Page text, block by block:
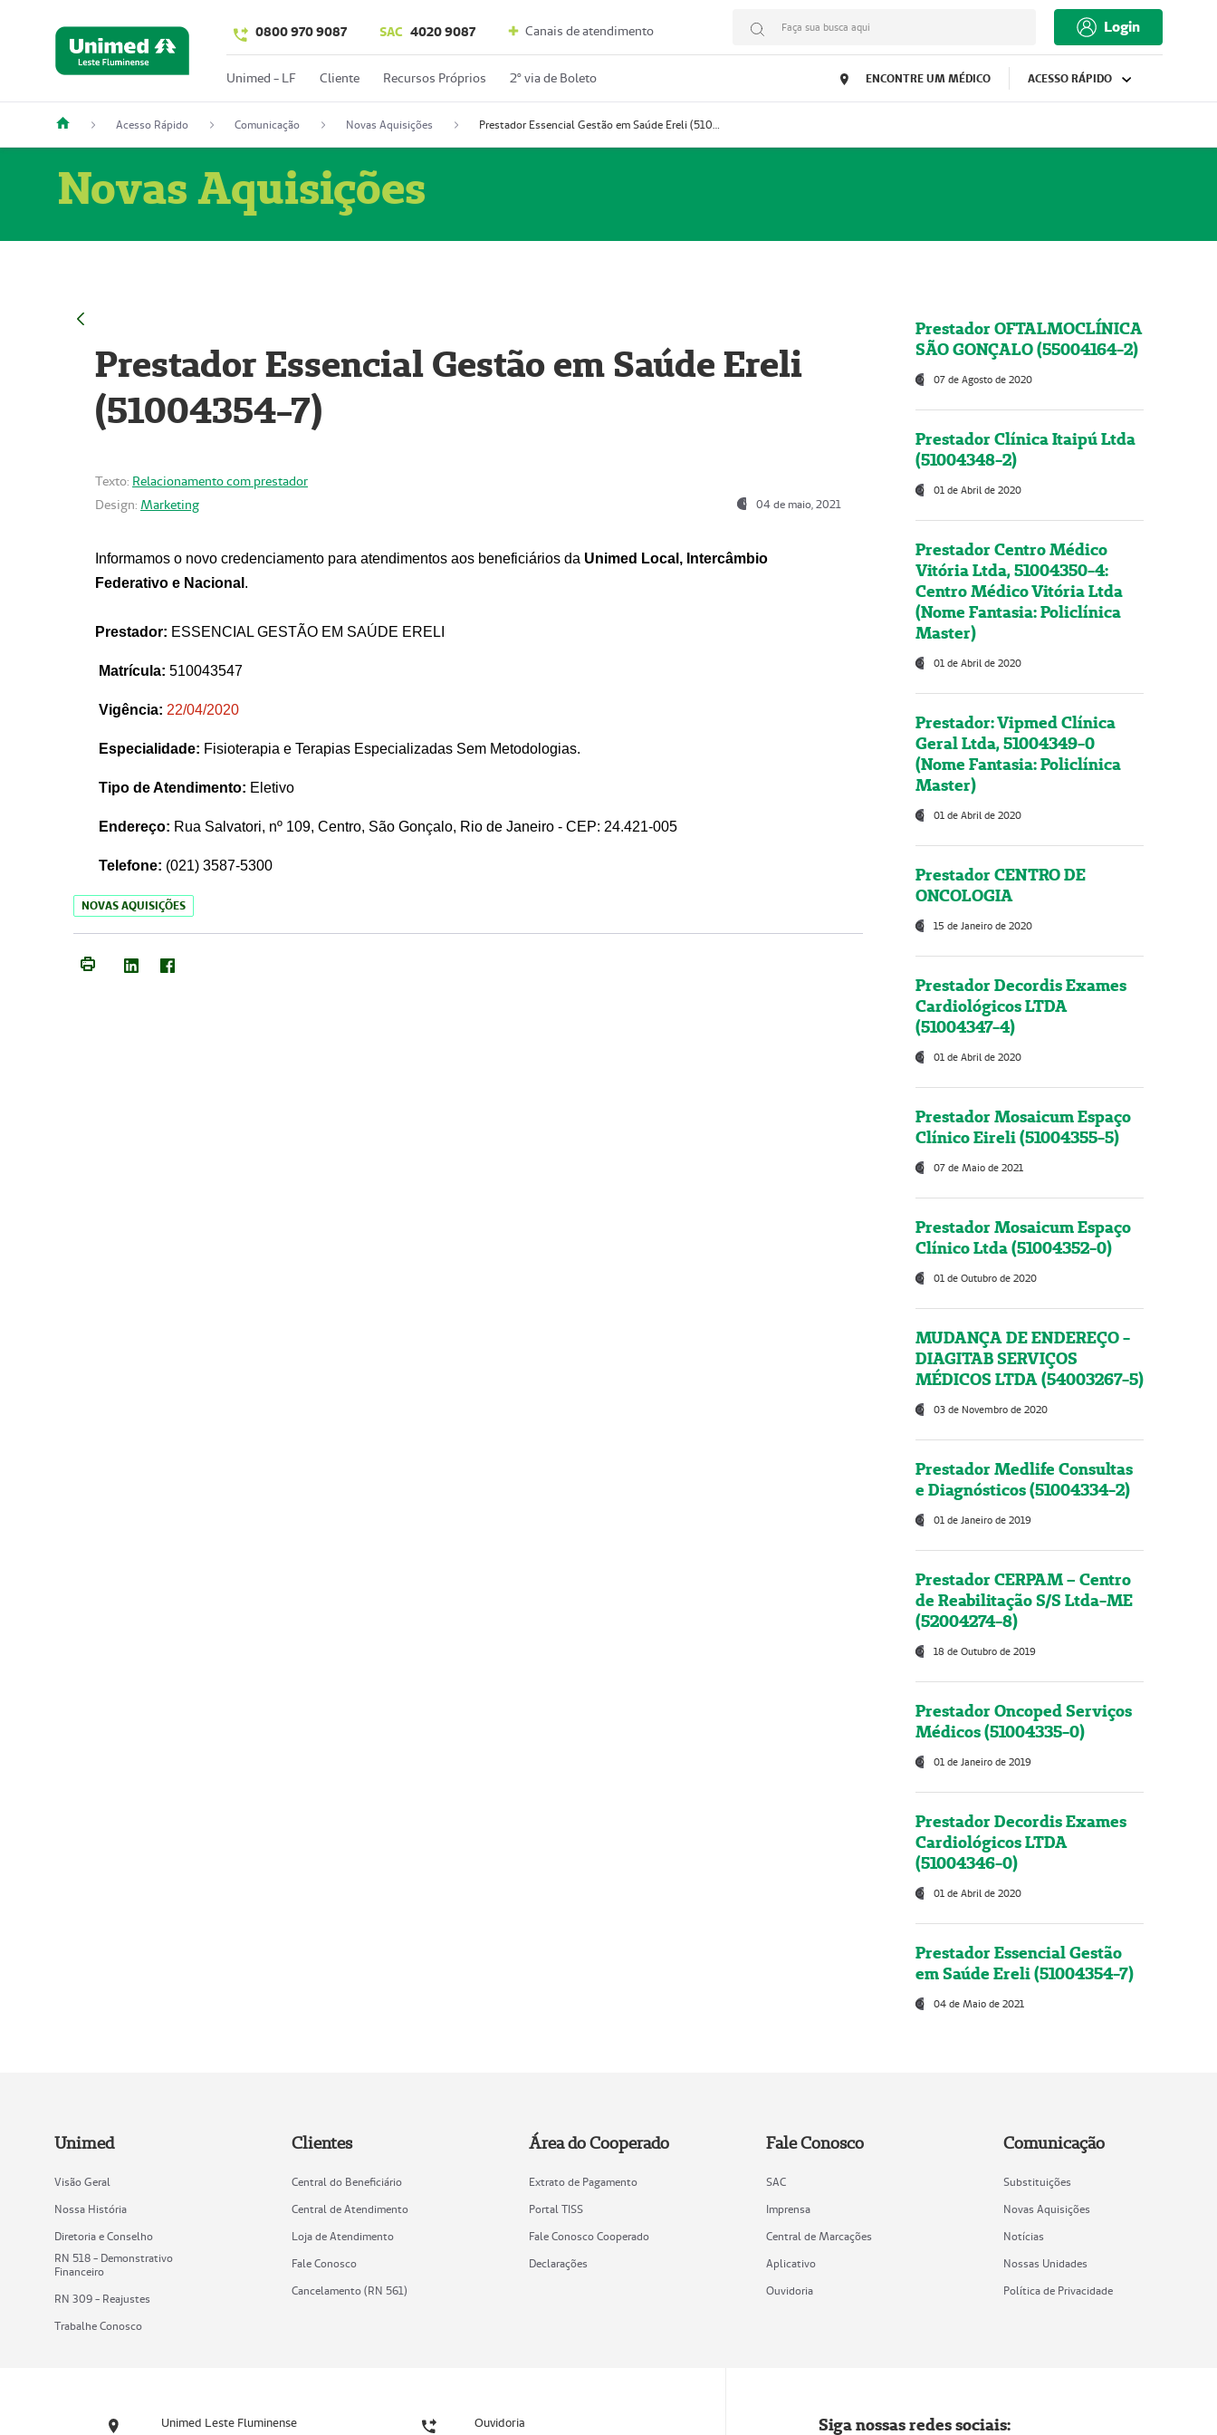
0800 970 9087 SAC 4020 9087 Canais de atendimento Faça sua busca aqui Login
Unimed - LF Cliente Recursos Próprios 2º via de Boleto ENCONTRE UM MÉDICO ACESSO RÁPIDO
Acesso Rápido Comunicação Novas Aquisições Prestador Essencial Gestão em Saúde Ereli (51004354-7)
Novas Aquisições
Prestador Essencial Gestão em Saúde Ereli
(51004354-7)
Texto: Relacionamento com prestador
Design: Marketing 04 de maio, 2021
Informamos o novo credenciamento para atendimentos aos beneficiários da Unimed Local, Intercâmbio
Federativo e Nacional .
Prestador: ESSENCIAL GESTÃO EM SAÚDE ERELI
Matrícula: 510043547
Vigência: 22/04/2020
Especialidade: Fisioterapia e Terapias Especializadas Sem Metodologias.
Tipo de Atendimento: Eletivo
Endereço: Rua Salvatori, nº 109, Centro, São Gonçalo, Rio de Janeiro - CEP: 24.421-005
Telefone: (021) 3587-5300
NOVAS AQUISIÇÕES
Prestador OFTALMOCLÍNICA
SÃO GONÇALO (55004164-2)
07 de Agosto de 2020
Prestador Clínica Itaipú Ltda
(51004348-2)
01 de Abril de 2020
Prestador Centro Médico
Vitória Ltda, 51004350-4:
Centro Médico Vitória Ltda
(Nome Fantasia: Policlínica
Master)
01 de Abril de 2020
Prestador: Vipmed Clínica
Geral Ltda, 51004349-0
(Nome Fantasia: Policlínica
Master)
01 de Abril de 2020
Prestador CENTRO DE
ONCOLOGIA
15 de Janeiro de 2020
Prestador Decordis Exames
Cardiológicos LTDA
(51004347-4)
01 de Abril de 2020
Prestador Mosaicum Espaço
Clínico Eireli (51004355-5)
07 de Maio de 2021
Prestador Mosaicum Espaço
Clínico Ltda (51004352-0)
01 de Outubro de 2020
MUDANÇA DE ENDEREÇO -
DIAGITAB SERVIÇOS
MÉDICOS LTDA (54003267-5)
03 de Novembro de 2020
Prestador Medlife Consultas
e Diagnósticos (51004334-2)
01 de Janeiro de 2019
Prestador CERPAM – Centro
de Reabilitação S/S Ltda-ME
(52004274-8)
18 de Outubro de 2019
Prestador Oncoped Serviços
Médicos (51004335-0)
01 de Janeiro de 2019
Prestador Decordis Exames
Cardiológicos LTDA
(51004346-0)
01 de Abril de 2020
Prestador Essencial Gestão
em Saúde Ereli (51004354-7)
04 de Maio de 2021
Unimed
Visão Geral
Nossa História
Diretoria e Conselho
RN 518 - Demonstrativo
Financeiro
RN 309 - Reajustes
Trabalhe Conosco
Clientes
Central do Beneficiário
Central de Atendimento
Loja de Atendimento
Fale Conosco
Cancelamento (RN 561)
Área do Cooperado
Extrato de Pagamento
Portal TISS
Fale Conosco Cooperado
Declarações
Fale Conosco
SAC
Imprensa
Central de Marcações
Aplicativo
Ouvidoria
Comunicação
Substituições
Novas Aquisições
Notícias
Nossas Unidades
Política de Privacidade
Unimed Leste Fluminense Ouvidoria Siga nossas redes sociais: